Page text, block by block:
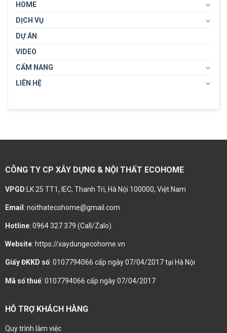
HOME
DỊCH VỤ
DỰ ÁN
VIDEO
CẨM NANG
LIÊN HỆ
CÔNG TY CP XÂY DỰNG & NỘI THẤT ECOHOME
VPGD:LK 25 TT1, IEC, Thanh Trì, Hà Nội 100000, Việt Nam
Email : noithatecohome@gmail.com
Hotline: 0964 327 379 (Call/Zalo)
Website: https://xaydungecohome.vn
Giấy ĐKKD số: 0107794066 cấp ngày 07/04/2017 tại Hà Nội
Mã số thuế: 0107794066 cấp ngày 07/04/2017
HỖ TRỢ KHÁCH HÀNG
Quy trình làm việc